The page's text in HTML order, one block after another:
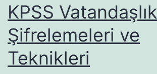
KPSS Vatandaşlık
Şifrelemeleri ve
Teknikleri